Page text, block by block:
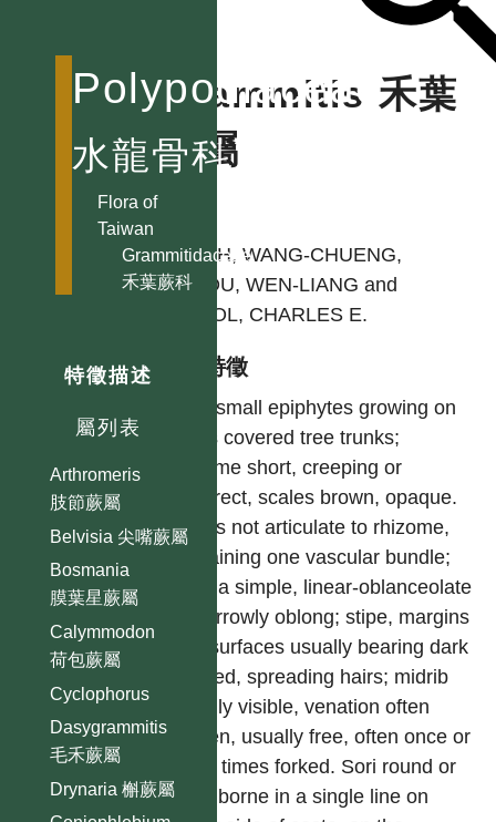
Polypodiaceae
水龍骨科
Flora of
Taiwan
Grammitidaceae
禾葉蕨科
特徵描述
屬列表
Arthromeris
肢節蕨屬
Belvisia 尖嘴蕨屬
Bosmania
膜葉星蕨屬
Calymmodon
荷包蕨屬
Cyclophorus
Dasygrammitis
毛禾蕨屬
Drynaria 槲蕨屬
Grammitis 禾葉
蕨屬
SHIEH, WANG-CHUENG,
CHIOU, WEN-LIANG and
DEVOL, CHARLES E.
型態特徵
Very small epiphytes growing on
moss covered tree trunks;
rhizome short, creeping or
suberect, scales brown, opaque.
Stipes not articulate to rhizome,
containing one vascular bundle;
lamina simple, linear-oblanceolate
or narrowly oblong; stipe, margins
and surfaces usually bearing dark
colored, spreading hairs; midrib
usually visible, venation often
hidden, usually free, often once or
more times forked. Sori round or
oval, borne in a single line on